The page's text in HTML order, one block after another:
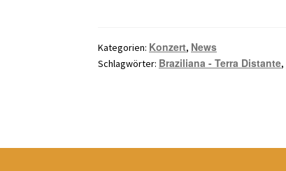
Kategorien: Konzert, News
Schlagwörter: Braziliana - Terra Distante,